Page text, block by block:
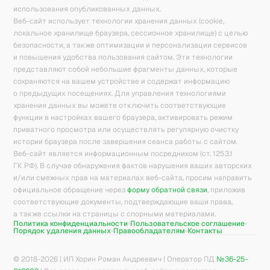
использования опубликованных данных.
Веб-сайт использует технологии хранения данных (cookie,
локальное хранилище браузера, сессионное хранилище) с целью
безопасности, а также оптимизации и персонализации сервисов
и повышения удобства пользования сайтом. Эти технологии
представляют собой небольшие фрагменты данных, которые
сохраняются на вашем устройстве и содержат информацию
о предыдущих посещениях. Для управления технологиями
хранения данных вы можете отключить соответствующие
функции в настройках вашего браузера, активировать режим
приватного просмотра или осуществлять регулярную очистку
истории браузера после завершения сеанса работы с сайтом.
Веб-сайт является информационным посредником (ст. 1253.1
ГК РФ). В случае обнаружения фактов нарушения ваших авторских
и/или смежных прав на материалах веб-сайта, просим направить
официальное обращение через форму обратной связи, приложив
соответствующие документы, подтверждающие ваши права,
а также ссылки на страницы с спорными материалами.
Политика конфиденциальности Пользовательское соглашение
Порядок удаления данных Правообладателям Контакты
© 2018-2026 | ИП Хорин Роман Андреевич | Оператор ПД №36-25-